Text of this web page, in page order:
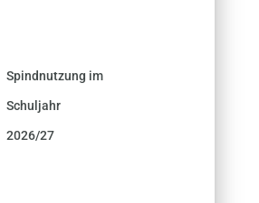
Spindnutzung im
Schuljahr
2026/27